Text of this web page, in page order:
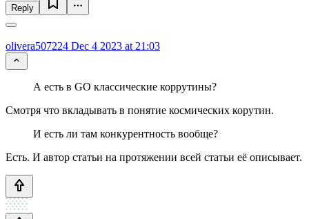
Reply
olivera507224 Dec 4 2023 at 21:03
А есть в GO классические коррутины?
Смотря что вкладывать в понятие космических корутин.
И есть ли там конкурентность вообще?
Есть. И автор статьи на протяжении всей статьи её описывает.